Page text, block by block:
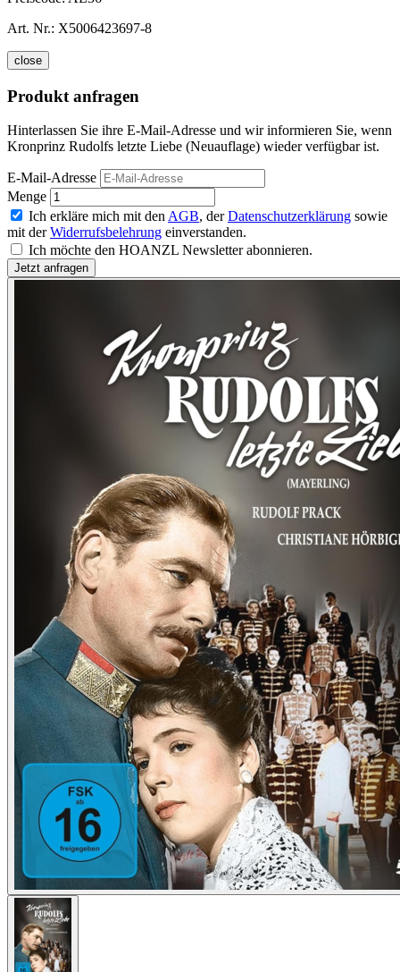
Art. Nr.: X5006423697-8
close
Produkt anfragen
Hinterlassen Sie ihre E-Mail-Adresse und wir informieren Sie, wenn
Kronprinz Rudolfs letzte Liebe (Neuauflage) wieder verfügbar ist.
E-Mail-Adresse
Menge
Ich erkläre mich mit den AGB, derDatenschutzerklärung sowie
mit derWiderrufsbelehrung einverstanden.
Ich möchte den HOANZL Newsletter abonnieren.